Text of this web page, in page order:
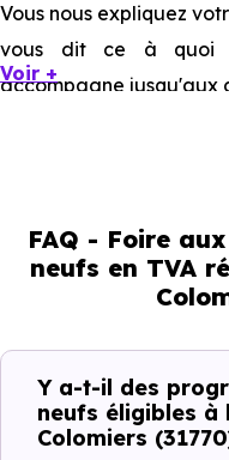
Vous nous expliquez
vous dit ce à quoi
accompagne jusqu'aux
achat
(31770)
/ 7 % sur un logement
pas un détail
immédiate, sur le prix
Voir +
FAQ - Foire
neufs en TVA
Y a-t-il des
neufs éligibles à
Colomiers